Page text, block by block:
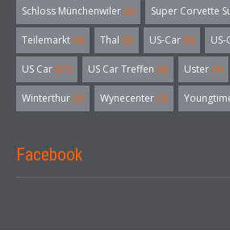
Schloss Münchenwiler (3) Super Corvette
Teilemarkt (4) Thal (3) US-Car (6) US-
US Car (57) US Car Treffen (6) Uster (4)
Winterthur (3) Wynecenter (3)
Facebook